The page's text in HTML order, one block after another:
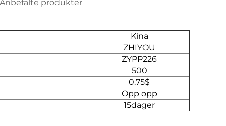
Anbefalte produkter
Kina
ZHIYOU
ZYPP226
500
0.75$
Opp opp
15dager